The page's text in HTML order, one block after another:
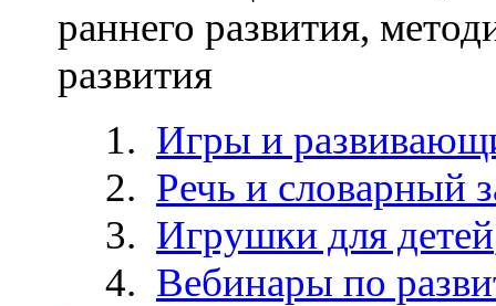
раннего развития,
развития
Игры и
Речь и словарный
Игрушки для детей
Вебинары по